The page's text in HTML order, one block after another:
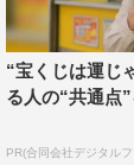
“宝くじは運じ
る人の“共通点
PR(合同会社デジタル